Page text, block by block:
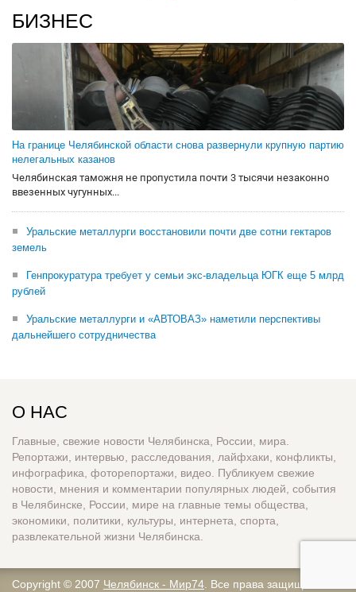
БИЗНЕС
На границе Челябинской области снова развернули крупную партию
нелегальных казанов
Челябинская таможня не пропустила почти 3 тысячи незаконно
ввезенных чугунных...
Уральские металлурги восстановили почти две сотни гектаров
земель
Генпрокуратура требует у семьи экс-владельца ЮГК еще 5 млрд
рублей
Уральские металлурги и «АВТОВАЗ» наметили перспективы
дальнейшего сотрудничества
О НАС
Главные, свежие новости Челябинска, России, мира.
Репортажи, интервью, расследования, лайфхаки, конфликты,
инфографика, фоторепортажи, видео. Публикуем свежие
новости, мнения и комментарии популярных людей, события
в Челябинске, России, мире на главные темы общества,
экономики, политики, культуры, интернета, спорта,
развлекательной жизни Челябинска.
Copyright © 2007 Челябинск - Мир74 . Все права защищены.